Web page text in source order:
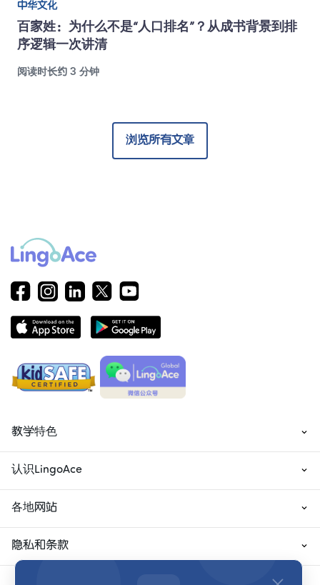
中华文化
百家姓：为什么不是“人口排名”？从成书背景到排
序逻辑一次讲清
阅读时长约 3 分钟
浏览所有文章
教学特色
认识LingoAce
各地网站
隐私和条款